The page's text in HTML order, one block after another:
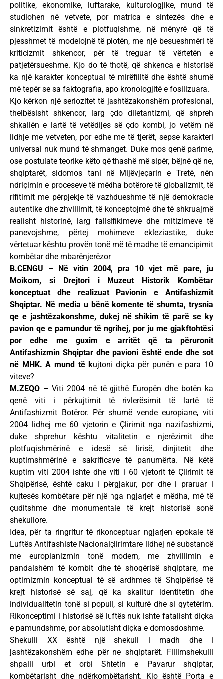
politike, ekonomike, luftarake, kulturologjike, mund të
studiohen në vetvete, por matrica e sintezës dhe e
sinkretizimit është e plotfuqishme, në mënyrë që të
pjesshmet të modelojnë të plotën, me një besueshmëri të
kriticizmit shkencor, për të treguar të vërtetën e
patjetërsueshme. Kjo do të thotë, që shkenca e historisë
ka një karakter konceptual të mirëfilltë dhe është shumë
më tepër se sa faktografia, apo kronologjitë e fosilizuara.
Kjo kërkon një seriozitet të jashtëzakonshëm profesional,
thelbësisht shkencor, larg çdo diletantizmi, që shpreh
shkallën e lartë të vetëdijes së çdo kombi, jo vetëm në
lidhje me vetveten, por edhe me të tjerët, sepse karakteri
universal nuk mund të shmanget. Duke mos qenë parime,
ose postulate teorike këto që thashë më sipër, bëjnë që ne,
shqiptarët, sidomos tani në Mijëvjeçarin e Tretë, nën
ndriçimin e proceseve të mëdha botërore të globalizmit, të
rifitimit me përpjekje të vazhdueshme të një demokracie
autentike dhe zhvillimit, të konceptojmë dhe të shkruajmë
realisht historinë, larg fallsifikimeve dhe mitizimeve të
panevojshme, përtej mohimeve ekleziastike, duke
vërtetuar kështu provën tonë më të madhe të emancipimit
kombëtar dhe mbarënjerëzor.
B.CENGU – Në vitin 2004, pra 10 vjet më pare, ju
Moikom, si Drejtori i Muzeut Historik Kombëtar
konceptuat dhe realizuat Pavionin e Antifashizmit
Shqiptar. Në media u bënë komente të shumta, trysnia
qe e jashtëzakonshme, dukej në shikim të parë se ky
pavion qe e pamundur të ngrihej, por ju me gjakftohtësi
por edhe me guxim e arritët që ta përuronit
Antifashizmin Shqiptar dhe pavioni është ende dhe sot
në MHK. A mund të kujtoni diçka për punën e para 10
viteve?
M.ZEQO –Viti 2004 në të gjithë Europën dhe botën ka
qenë viti i përkujtimit të rivlerësimit të lartë të
Antifashizmit Botëror. Për shumë vende europiane, viti
2004 lidhej me 60 vjetorin e Çlirimit nga nazifashizmi,
duke shprehur kështu vitalitetin e njerëzimit dhe
plotfuqishmërinë e idesë së lirisë, dinjitetit dhe
kuptimshmërinë e sakrificave të panumërta. Në këtë
kuptim viti 2004 ishte dhe viti i 60 vjetorit të Çlirimit të
Shqipërisë, është caku i përgjakur, por dhe i praruar i
kujtesës kombëtare për një nga ngjarjet e mëdha, më të
çuditshme dhe monumentale të krejt historisë sonë
shekullore.
Idea, për ta ringritur të rikonceptuar ngjarjen epokale të
Luftës Antifashiste Nacionalçlirimtare lidhej në substancë
me europianizmin tonë modern, me zhvillimin e
pandalshëm të kombit dhe të shoqërisë shqiptare, me
optimizmin konceptual të së ardhmes të Shqipërisë të
krejt historisë së saj, që ka skalitur identitetin dhe
individualitetin tonë si popull, si kulturë dhe si qytetërim.
Rikonceptimi i historisë së luftës nuk ishte fatalisht diçka
e pamundshme, por absolutisht diçka e domosdoshme.
Shekulli XX është një shekull i madh dhe i
jashtëzakonshëm edhe për ne shqiptarët. Fillimshekulli
shpalli urbi et orbi Shtetin e Pavarur shqiptar,
kombëtarisht dhe ndërkombëtarisht. Kjo është Porta e